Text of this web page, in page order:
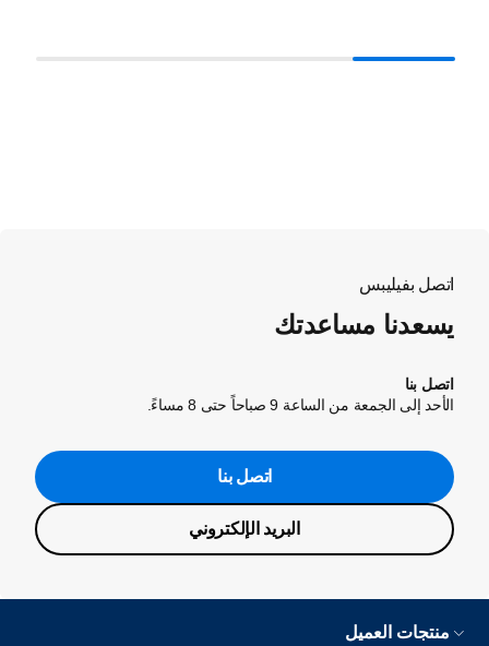
اتصل بفيليبس
يسعدنا مساعدتك
اتصل بنا
الأحد إلى الجمعة من الساعة 9 صباحاً حتى 8 مساءً.
اتصل بنا
البريد الإلكتروني
منتجات العميل